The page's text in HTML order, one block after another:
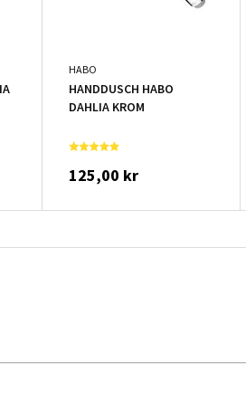
HABO
HANDDUSCH HABO
DAHLIA KROM
125,00 kr